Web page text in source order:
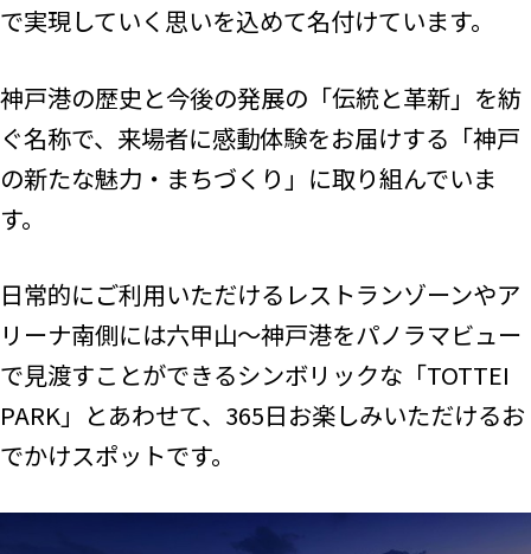
で実現していく思いを込めて名付けています。
神戸港の歴史と今後の発展の「伝統と革新」を紡
ぐ名称で、来場者に感動体験をお届けする「神戸
の新たな魅力・まちづくり」に取り組んでいま
す。
日常的にご利用いただけるレストランゾーンやア
リーナ南側には六甲山～神戸港をパノラマビュー
で見渡すことができるシンボリックな「TOTTEI
PARK」とあわせて、365日お楽しみいただけるお
でかけスポットです。